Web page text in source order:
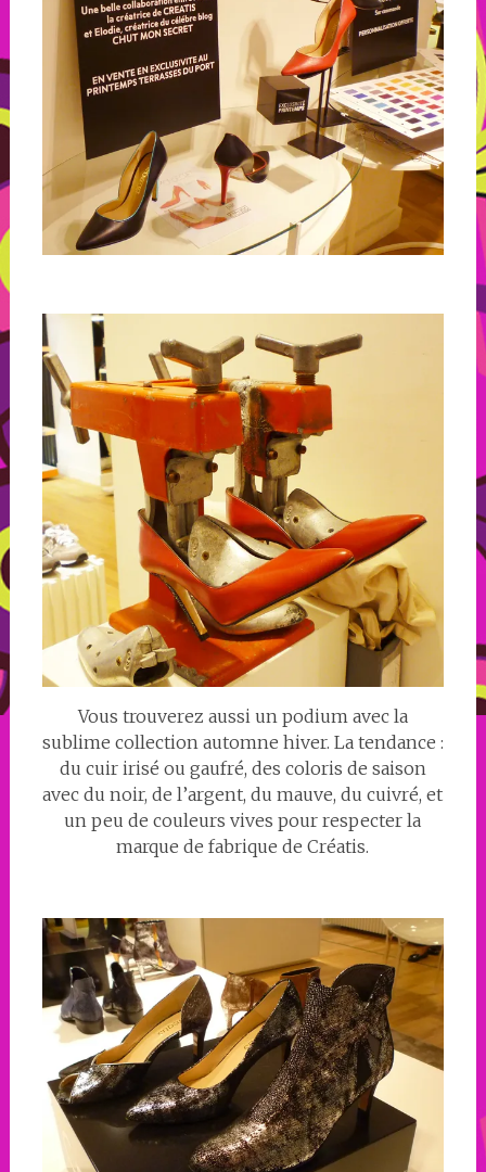
Vous trouverez aussi un podium avec la
sublime collection automne hiver. La tendance :
du cuir irisé ou gaufré, des coloris de saison
avec du noir, de l’argent, du mauve, du cuivré, et
un peu de couleurs vives pour respecter la
marque de fabrique de Créatis.